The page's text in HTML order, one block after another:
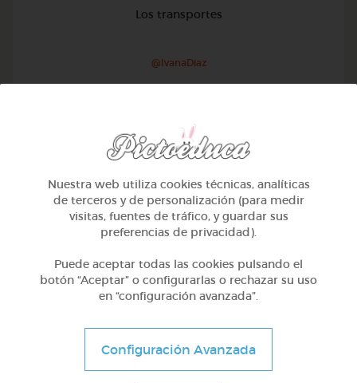
Los transportes
@IvanaDiaz
1º Primaria (6-7 años)
Educación vial en galego
Nuestra web utiliza cookies técnicas, analíticas
de terceros y de personalización (para medir
visitas, fuentes de tráfico, y guardar sus
preferencias de privacidad).
Puede aceptar todas las cookies pulsando el
botón “Aceptar” o configurarlas o rechazar su uso
en “configuración avanzada”.
Configuración Avanzada